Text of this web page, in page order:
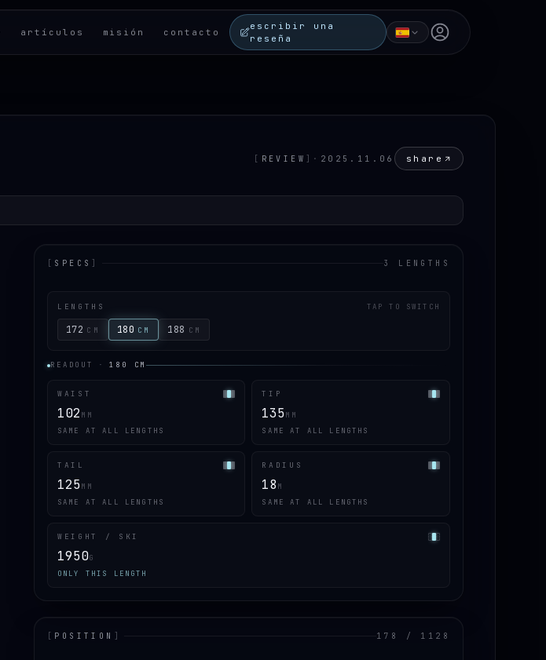
artículos misión contacto
escribir una
reseña
Open user menu
[ REVIEW ] · 2025.11.06 share
[ SPECS ] 3 LENGTHS
LENGTHS TAP TO SWITCH
172 CM 180 CM 188 CM
READOUT · 180 CM
WAIST
102 MM
SAME AT ALL LENGTHS
TIP
135MM
SAME AT ALL LENGTHS
TAIL
125MM
SAME AT ALL LENGTHS
RADIUS
18 M
SAME AT ALL LENGTHS
WEIGHT / SKI
1950G
ONLY THIS LENGTH
[ POSITION ] 178 / 1128